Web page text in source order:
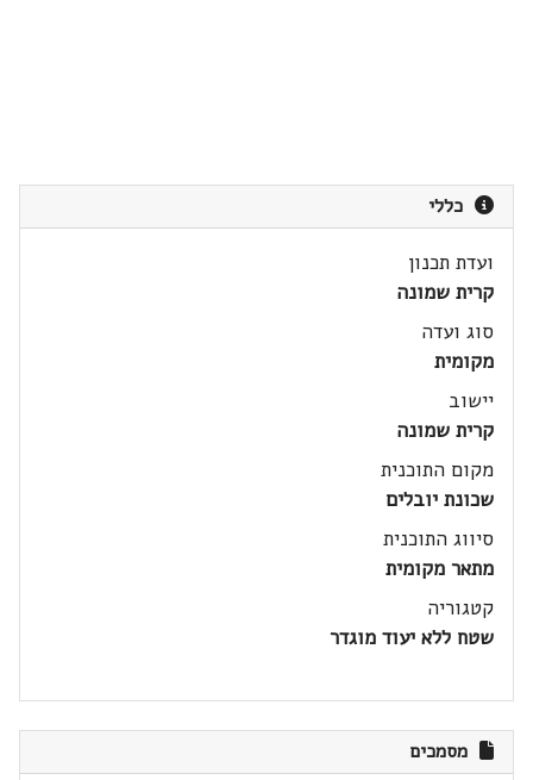
כללי
ועדת תכנון
קרית שמונה
סוג ועדה
מקומית
יישוב
קרית שמונה
מקום התוכנית
שכונת יובלים
סיווג התוכנית
מתאר מקומית
קטגוריה
שטח ללא יעוד מוגדר
מסמכים